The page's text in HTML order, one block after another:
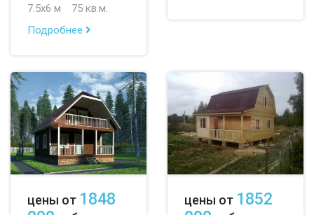
7.5х6 м
75 кв.м.
Подробнее
цены от 1848
цены от 1852